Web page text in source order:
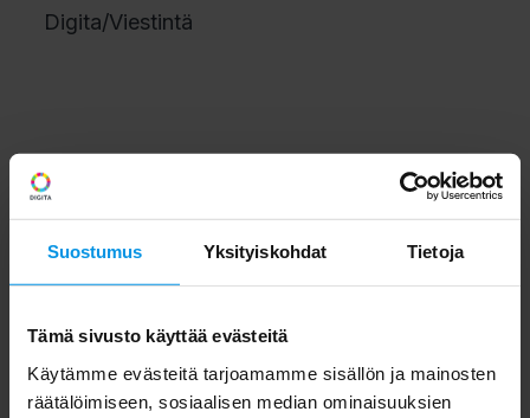
Suostumus Yksityiskohdat Tietoja
Tämä sivusto käyttää evästeitä
Käytämme evästeitä tarjoamamme sisällön ja mainosten
räätälöimiseen, sosiaalisen median ominaisuuksien
Digita/Viestintä